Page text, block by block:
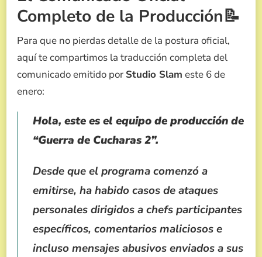
Completo de la Producción📝
Para que no pierdas detalle de la postura oficial,
aquí te compartimos la traducción completa del
comunicado emitido por Studio Slam este 6 de
enero:
Hola, este es el equipo de producción de
“Guerra de Cucharas 2”.
Desde que el programa comenzó a
emitirse, ha habido casos de ataques
personales dirigidos a chefs participantes
específicos, comentarios maliciosos e
incluso mensajes abusivos enviados a sus